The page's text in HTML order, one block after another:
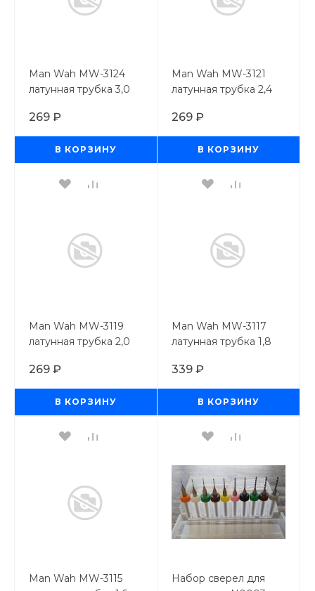
Man Wah MW-3124
латунная трубка 3,0
269 ₽
В КОРЗИНУ
Man Wah MW-3121
латунная трубка 2,4
269 ₽
В КОРЗИНУ
Man Wah MW-3119
латунная трубка 2,0
269 ₽
В КОРЗИНУ
Man Wah MW-3117
латунная трубка 1,8
339 ₽
В КОРЗИНУ
Man Wah MW-3115
Набор сверел для